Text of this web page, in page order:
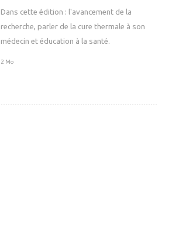
Dans cette édition : l'avancement de la
recherche, parler de la cure thermale à son
médecin et éducation à la santé.
2 Mo